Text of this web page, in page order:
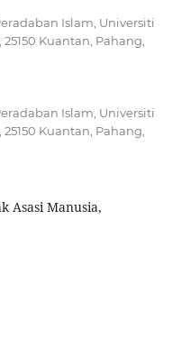
Islam, Universiti
Kuantan, Pahang,
Islam, Universiti
Kuantan, Pahang,
Asasi Manusia,